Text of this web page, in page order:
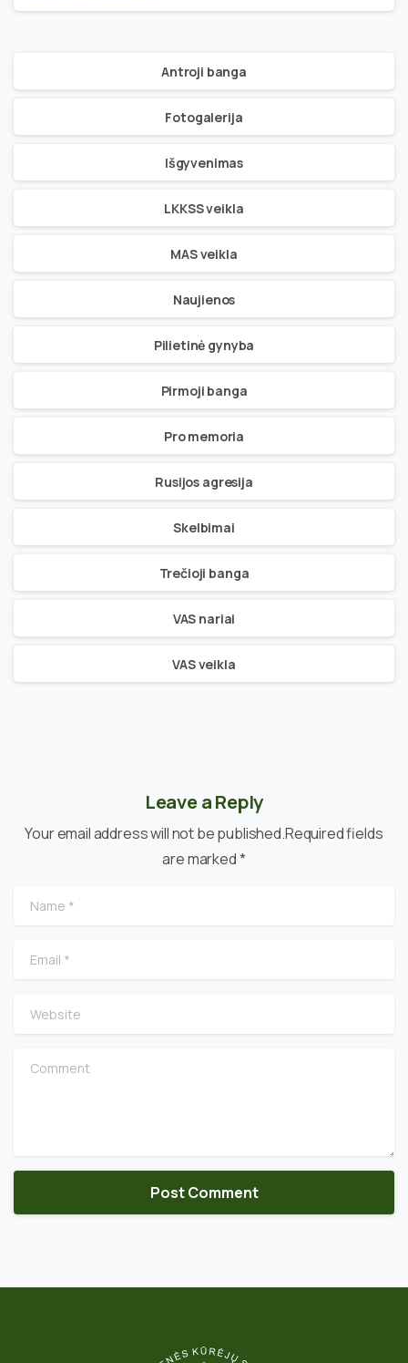
Antroji banga
Fotogalerija
Išgyvenimas
LKKSS veikla
MAS veikla
Naujienos
Pilietinė gynyba
Pirmoji banga
Pro memoria
Rusijos agresija
Skelbimai
Trečioji banga
VAS nariai
VAS veikla
Leave a Reply
Your email address will not be published.Required fields
are marked *
Name
Email
Website
Comment